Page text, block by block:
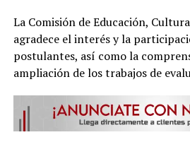
La Comisión de Educación,
agradece el interés y la
postulantes, así como la
ampliación de los trabajos de